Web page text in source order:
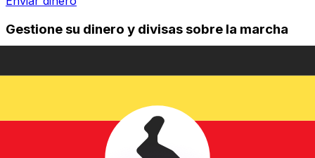
Gestione su dinero y divisas sobre la marcha